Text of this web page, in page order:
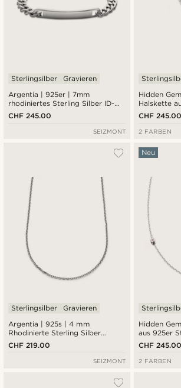
Argentia | 925er | 7mm
rhodiniertes Sterling Silber ID-
Armband
Sterlingsilber Gravieren
CHF 245.00
SEIZMONT
Hidden
Halskette
Sterlingsilber
CHF 245.00
2 FARBEN
Argentia | 925s | 4 mm
Rhodinierte Sterling Silber
Kabelkette Halskette
Sterlingsilber Gravieren
CHF 219.00
SEIZMONT
Hidden
aus 925er
Neu
CHF 245.00
2 FARBEN